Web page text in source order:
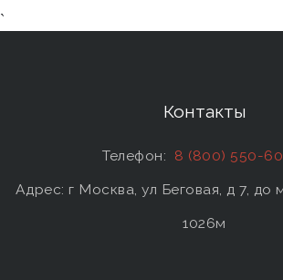
`
Контакты
Телефон: 8 (800) 550-
Адрес: г Москва, ул Беговая, д 7, до
1026м